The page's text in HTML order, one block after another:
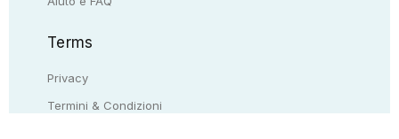
Terms
Privacy
Termini & Condizioni